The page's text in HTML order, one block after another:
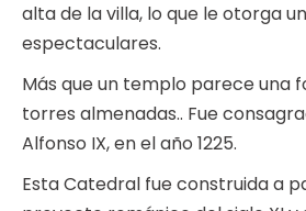
alta de la villa, lo que le otorga
espectaculares.
Más que un templo parece una
torres almenadas.. Fue
Alfonso IX, en el año 1225.
Esta Catedral fue construida a